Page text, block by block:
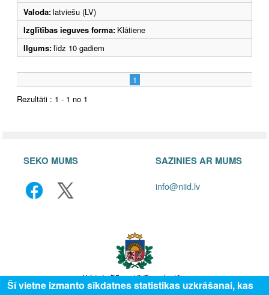
Valoda:latviešu (LV)
Izglītības ieguves forma: Klātiene
Ilgums:līdz 10 gadiem
1
Rezultāti : 1 - 1 no 1
SEKO MUMS SAZINIES AR MUMS
info@niid.lv
Šī vietne izmanto sīkdatnes statistikas uzkrāšanai, kas